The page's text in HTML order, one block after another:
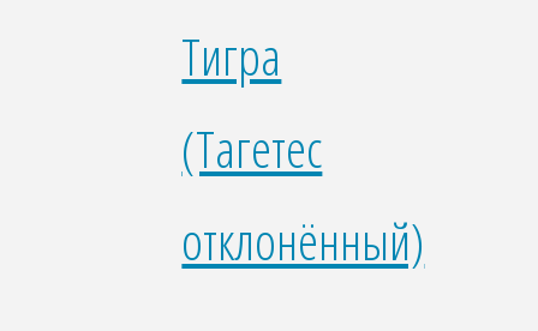
Тигра
(Тагетес
отклонённый)